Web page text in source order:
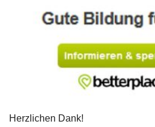
Herzlichen Dank!